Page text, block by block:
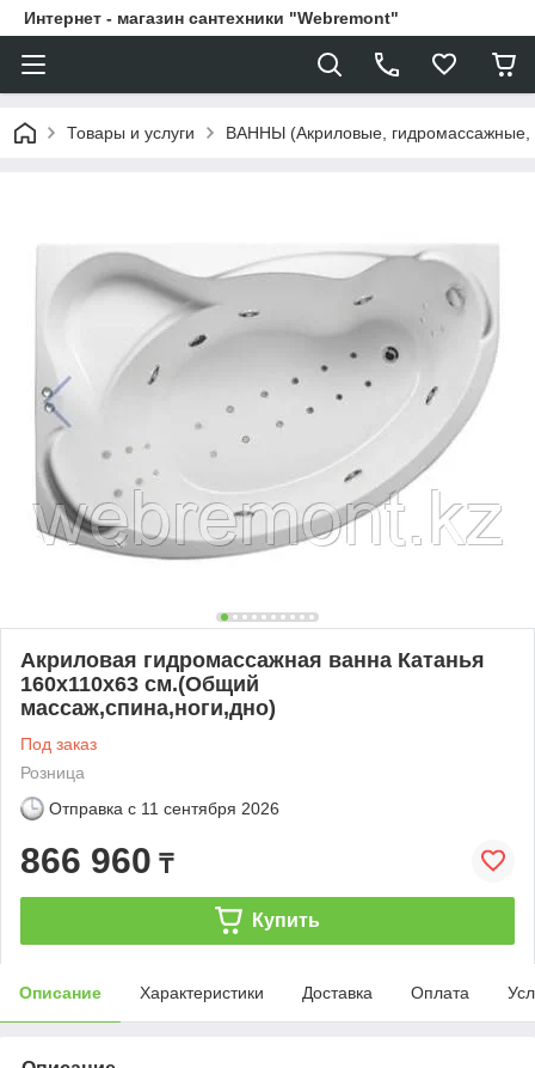
Интернет - магазин сантехники "Webremont"
Товары и услуги ВАННЫ (Акриловые,
Акриловая гидромассажная ванна Катанья
160х110х63 см.(Общий
массаж,спина,ноги,дно)
Под заказ
Розница
Отправка с 11 сентября 2026
866 960 ₸
Купить
Описание Характеристики Доставка Оплата